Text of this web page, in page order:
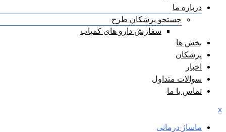
درباره ما
جستجو پزشکان طرح
سفارش دارو های کمیاب
بخش ها
پزشکان
اخبار
سوالات متداول
تماس با ما
x
ماساژ درمانی